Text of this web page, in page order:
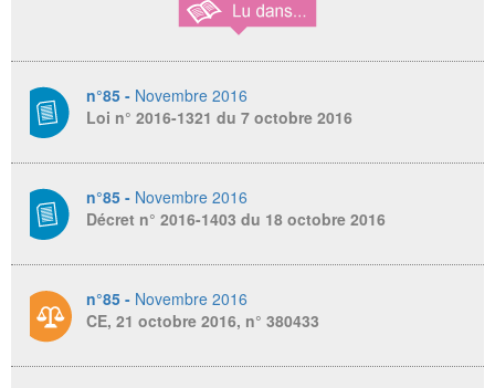
n°85 - Novembre 2016
Loi n° 2016-1321 du 7 octobre 2016
n°85 - Novembre 2016
Décret n° 2016-1403 du 18 octobre 2016
n°85 - Novembre 2016
CE, 21 octobre 2016, n° 380433